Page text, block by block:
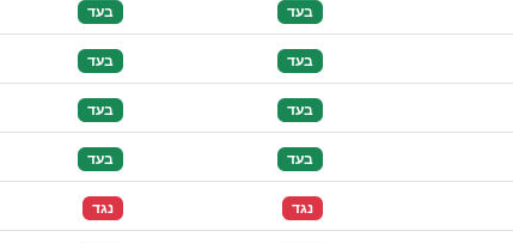
בעד בעד
בעד בעד
בעד בעד
בעד בעד
נגד נגד